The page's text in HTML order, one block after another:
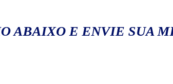
ABAIXO E ENVIE SUA